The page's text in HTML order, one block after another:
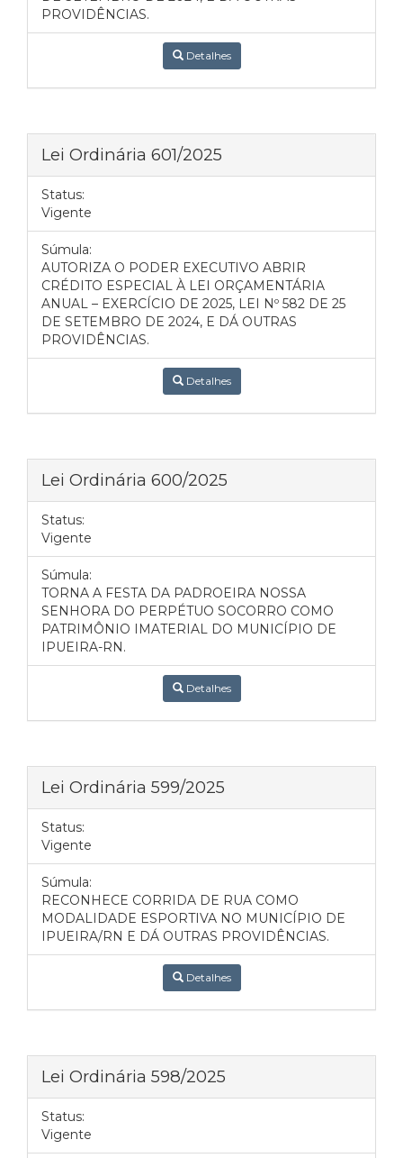
PROVIDÊNCIAS.
Detalhes
Lei Ordinária 601/2025
Status:
Vigente
Súmula:
AUTORIZA O PODER EXECUTIVO ABRIR
CRÉDITO ESPECIAL À LEI ORÇAMENTÁRIA
ANUAL – EXERCÍCIO DE 2025, LEI Nº 582 DE 25
DE SETEMBRO DE 2024, E DÁ OUTRAS
PROVIDÊNCIAS.
Detalhes
Lei Ordinária 600/2025
Status:
Vigente
Súmula:
TORNA A FESTA DA PADROEIRA NOSSA
SENHORA DO PERPÉTUO SOCORRO COMO
PATRIMÔNIO IMATERIAL DO MUNICÍPIO DE
IPUEIRA-RN.
Detalhes
Lei Ordinária 599/2025
Status:
Vigente
Súmula:
RECONHECE CORRIDA DE RUA COMO
MODALIDADE ESPORTIVA NO MUNICÍPIO DE
IPUEIRA/RN E DÁ OUTRAS PROVIDÊNCIAS.
Detalhes
Lei Ordinária 598/2025
Status:
Vigente